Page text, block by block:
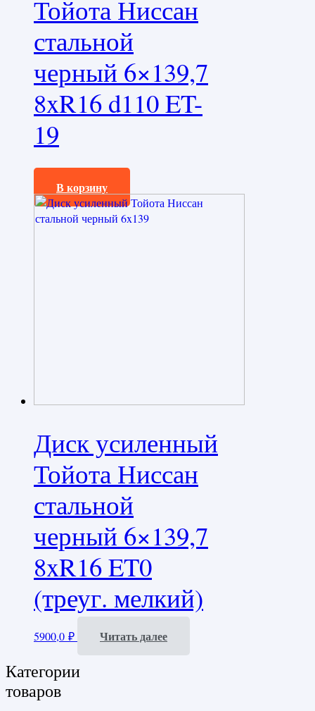
Тойота Ниссан
стальной
черный 6×139,7
8xR16 d110 ET-
19
5900,0₽
В корзину
Диск усиленный
Тойота Ниссан
стальной
черный 6×139,7
8xR16 ET0
(треуг. мелкий)
5900,0 ₽ Читать далее
Категории
товаров